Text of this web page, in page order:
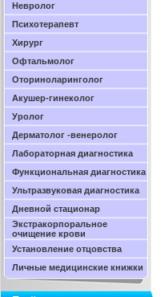
Невролог
Психотерапевт
Хирург
Офтальмолог
Оториноларинголог
Акушер-гинеколог
Уролог
Дерматолог -венеролог
Лабораторная диагностика
Функциональная диагностика
Ультразвуковая диагностика
Дневной стационар
Экстракорпоральное
очищение крови
Установление отцовства
Личные медицинские книжки